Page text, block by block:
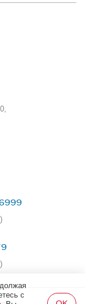
с